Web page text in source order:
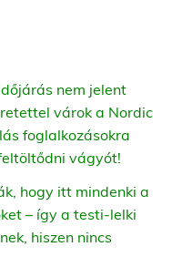
nem jelent
várok a Nordic
foglalkozásokra
vágyót!
hogy itt mindenki a
– így a testi-lelki
hiszen nincs